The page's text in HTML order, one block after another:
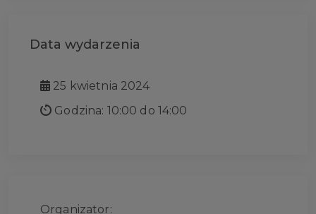
Data wydarzenia
25 kwietnia 2024
Godzina: 10:00 do 14:00
Organizator: